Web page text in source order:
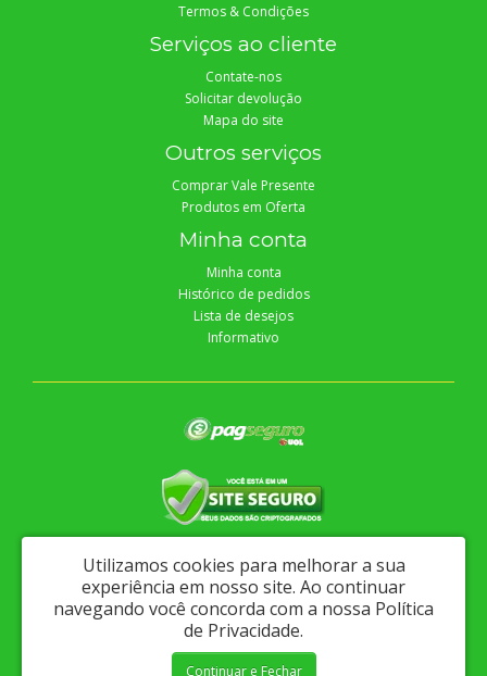
Termos & Condições
Serviços ao cliente
Contate-nos
Solicitar devolução
Mapa do site
Outros serviços
Comprar Vale Presente
Produtos em Oferta
Minha conta
Minha conta
Histórico de pedidos
Lista de desejos
Informativo
Proteção e Ferramentas Ltda - CNPJ: 04.547.233/0001-60
Av. Coelho e Campos, 972 - Sergipe / Aracaju - CEP 49060-000 - (79)
4009-5353
Protfer © 2026
Utilizamos cookies para melhorar a sua
experiência em nosso site. Ao continuar
navegando você concorda com a nossa Política
de Privacidade.
Continuar e Fechar